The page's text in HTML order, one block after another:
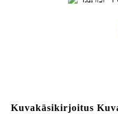
Kuvakäsikirjoitus